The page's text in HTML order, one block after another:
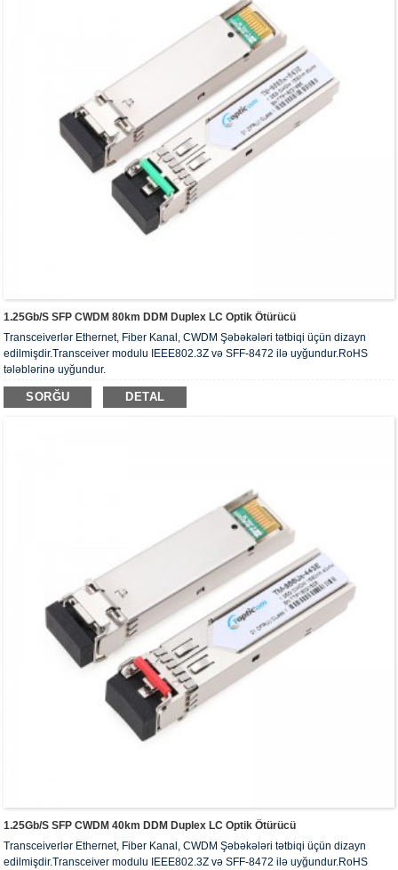
1.25Gb/s SFP CWDM 80km DDM Duplex LC Optik Ötürücü
Transceiverlər Ethernet, Fiber Kanal, CWDM Şəbəkələri tətbiqi üçün dizayn
edilmişdir.Transceiver modulu IEEE802.3Z və SFF-8472 ilə uyğundur.RoHS
tələblərinə uyğundur.
SORĞU DETAL
1.25Gb/s SFP CWDM 40km DDM Duplex LC Optik Ötürücü
Transceiverlər Ethernet, Fiber Kanal, CWDM Şəbəkələri tətbiqi üçün dizayn
edilmişdir.Transceiver modulu IEEE802.3Z və SFF-8472 ilə uyğundur.RoHS